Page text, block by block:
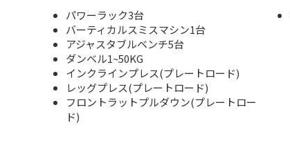
パワーラック3台
バーティカルスミスマシン1台
アジャスタブルベンチ5台
ダンベル1~50KG
インクラインプレス(プレートロード)
レッグプレス(プレートロード)
フロントラットプルダウン(プレートロー
ド)